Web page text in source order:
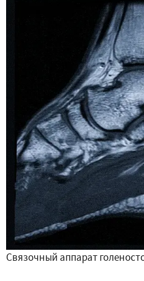
Связочный аппарат